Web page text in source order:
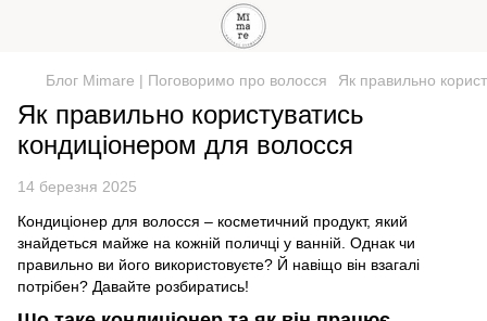
Блог Mimare | Поговоримо про волосся Як правильно
Як правильно користуватись
кондиціонером для волосся
14 березня 2025
Кондиціонер для волосся – косметичний продукт, який
знайдеться майже на кожній поличці у ванній. Однак чи
правильно ви його використовуєте? Й навіщо він взагалі
потрібен? Давайте розбиратись!